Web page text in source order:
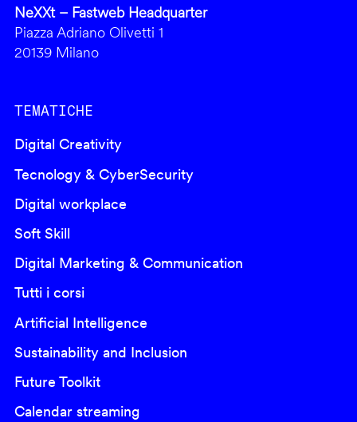
NeXXt – Fastweb Headquarter
Piazza Adriano Olivetti 1
20139 Milano
TEMATICHE
Digital Creativity
Tecnology & CyberSecurity
Digital workplace
Soft Skill
Digital Marketing & Communication
Tutti i corsi
Artificial Intelligence
Sustainability and Inclusion
Future Toolkit
Calendar streaming